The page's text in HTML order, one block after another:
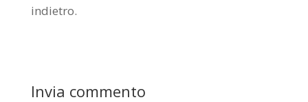
indietro.
Invia commento